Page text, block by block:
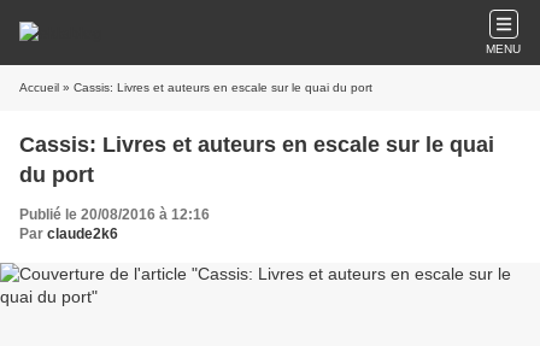
MENU
Accueil » Cassis: Livres et auteurs en escale sur le quai du port
Cassis: Livres et auteurs en escale sur le quai
du port
Publié le 20/08/2016 à 12:16
Par claude2k6